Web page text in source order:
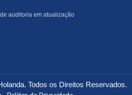
auditoria em atualização
Todos os Direitos Reservados.